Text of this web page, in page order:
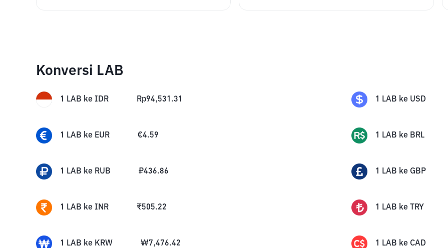
Konversi LAB
1 LAB ke IDR Rp94,531.31 1 LAB ke USD
1 LAB ke EUR €4.59 1 LAB ke BRL
1 LAB ke RUB ₽436.86 1 LAB ke GBP
1 LAB ke INR ₹505.22 1 LAB ke TRY
1 LAB ke KRW ₩7,476.42 1 LAB ke CAD